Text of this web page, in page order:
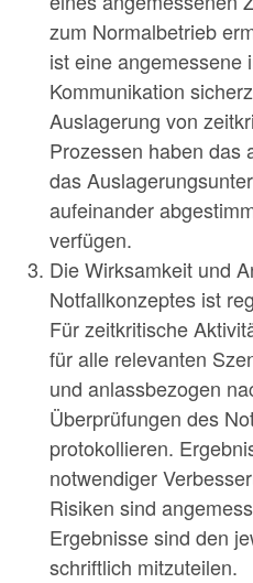
zum Normalbetrieb
ist eine angemessene
Kommunikation
Auslagerung von
Prozessen haben das
das
aufeinander
verfügen.
Die Wirksamkeit und
Notfallkonzeptes ist
Für zeitkritische
für alle relevanten
und anlassbezogen
Überprüfungen des
protokollieren.
notwendiger
Risiken sind
Ergebnisse sind den
schriftlich mitzuteilen.